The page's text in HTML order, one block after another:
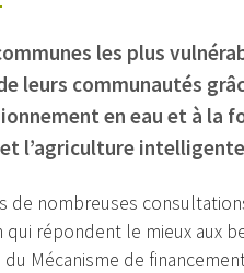
les plus
leurs communautés
en eau et à la
l’agriculture
de nombreuses
qui répondent le mieux aux
Mécanisme de